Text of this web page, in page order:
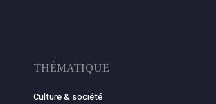
THÉMATIQUE
Culture & société